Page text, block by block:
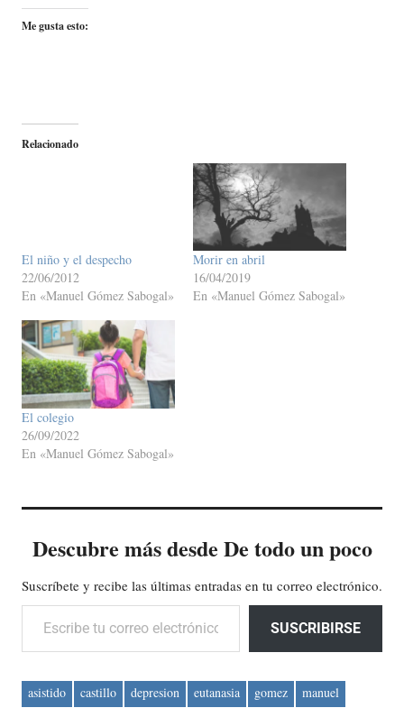
Me gusta esto:
Relacionado
El niño y el despecho
22/06/2012
En «Manuel Gómez Sabogal»
Morir en abril
16/04/2019
En «Manuel Gómez Sabogal»
El colegio
26/09/2022
En «Manuel Gómez Sabogal»
Descubre más desde De todo un poco
Suscríbete y recibe las últimas entradas en tu correo electrónico.
Escribe tu correo electrónico…
SUSCRIBIRSE
asistido castillo depresion eutanasia gomez
manuel